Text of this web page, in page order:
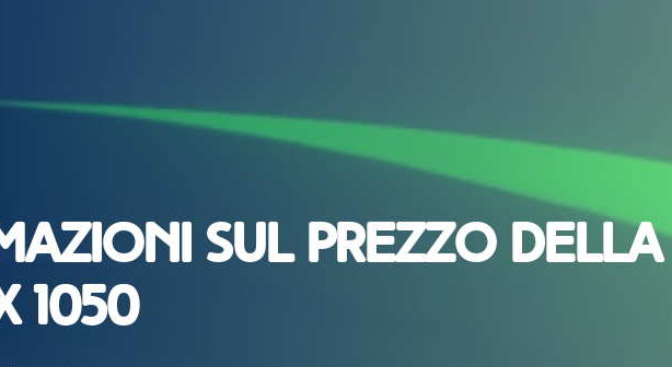
sul prezzo della
1050